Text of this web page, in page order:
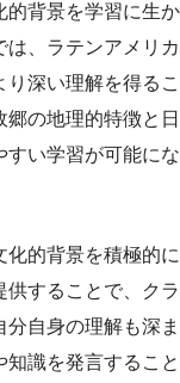
的背景を学習に生か
、ラテンアメリカ
深い理解を得るこ
の地理的特徴と日
すい学習が可能にな
化的背景を積極的に
することで、クラ
自身の理解も深ま
識を発言すること